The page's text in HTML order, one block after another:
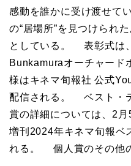
感動を誰かに受け渡せて
の“居場所”を見つけられ
としている。 表彰式は
Bunkamuraオーチャード
様はキネマ旬報社 公式
配信される。 ベスト・
賞の詳細については、2
増刊2024年キネマ旬報ベ
れる。 個人賞のその他